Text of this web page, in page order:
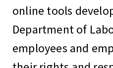
online tools
Department of
employees and